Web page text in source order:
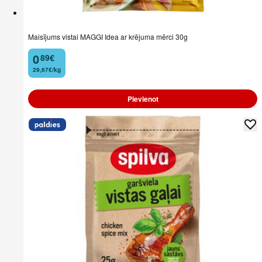
Maisījums vistai MAGGI Idea ar krējuma mērci 30g
0
. 89€
29,67€/kg
Pievienot